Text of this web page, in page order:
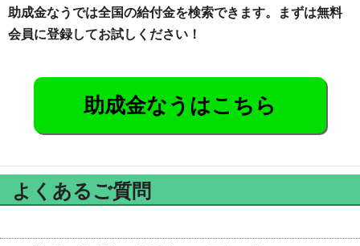
助成金なうでは全国の給付金を検索できます。まずは無料
会員に登録してお試しください！
助成金なうはこちら
よくあるご質問